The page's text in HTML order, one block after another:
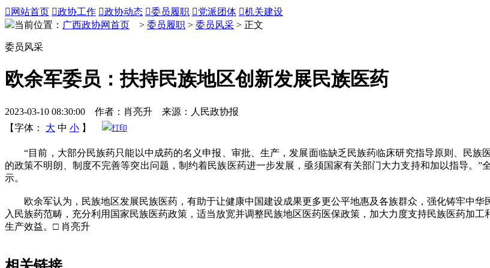
 网站首页 政协工作 政协动态 委员履职 党派团体 机关建设
当前位置： 广西政协网首页 > 委员履职 > 委员风采 > 正文
委员风采
欧余军委员：扶持民族地区创新发展民族医药
2023-03-10 08:30:00 作者：肖亮升 来源：人民政协报
【字体：
大 中 小 】 打印
“目前，大部分民族药只能以中成药的名义申报、审批、生产，发展面临缺乏民族药临床研究指导原则、民族
的政策不明朗、制度不完善等突出问题，制约着民族医药进一步发展，亟须国家有关部门大力支持和加以指导。
示。
欧余军认为，民族地区发展民族医药，有助于让健康中国建设成果更多更公平地惠及各族群众，强化铸牢中华
入民族药范畴，充分利用国家民族医药政策，适当放宽并调整民族地区医药医保政策，加大力度支持民族医药加
生产效益。□ 肖亮升